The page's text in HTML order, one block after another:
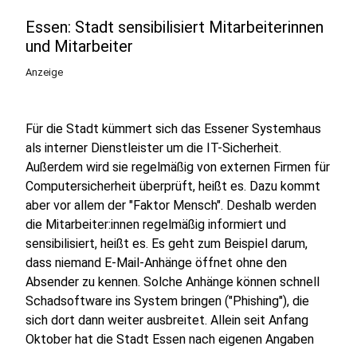
Essen: Stadt sensibilisiert Mitarbeiterinnen
und Mitarbeiter
Anzeige
Für die Stadt kümmert sich das Essener Systemhaus
als interner Dienstleister um die IT-Sicherheit.
Außerdem wird sie regelmäßig von externen Firmen für
Computersicherheit überprüft, heißt es. Dazu kommt
aber vor allem der "Faktor Mensch". Deshalb werden
die Mitarbeiter:innen regelmäßig informiert und
sensibilisiert, heißt es. Es geht zum Beispiel darum,
dass niemand E-Mail-Anhänge öffnet ohne den
Absender zu kennen. Solche Anhänge können schnell
Schadsoftware ins System bringen ("Phishing"), die
sich dort dann weiter ausbreitet. Allein seit Anfang
Oktober hat die Stadt Essen nach eigenen Angaben